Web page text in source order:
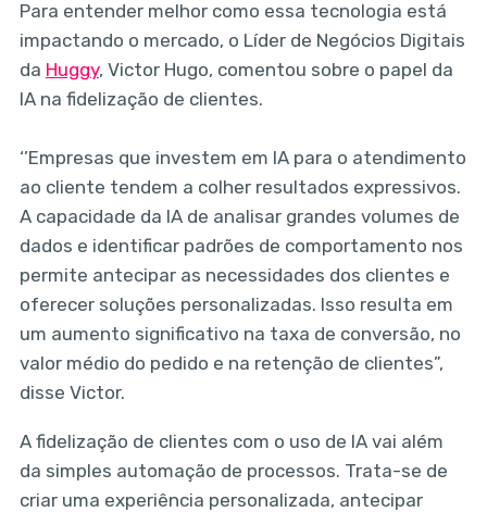
Para entender melhor como essa tecnologia está
impactando o mercado, o Líder de Negócios Digitais
da Huggy, Victor Hugo, comentou sobre o papel da
IA na fidelização de clientes.
‘’Empresas que investem em IA para o atendimento
ao cliente tendem a colher resultados expressivos.
A capacidade da IA de analisar grandes volumes de
dados e identificar padrões de comportamento nos
permite antecipar as necessidades dos clientes e
oferecer soluções personalizadas. Isso resulta em
um aumento significativo na taxa de conversão, no
valor médio do pedido e na retenção de clientes”,
disse Victor.
A fidelização de clientes com o uso de IA vai além
da simples automação de processos. Trata-se de
criar uma experiência personalizada, antecipar